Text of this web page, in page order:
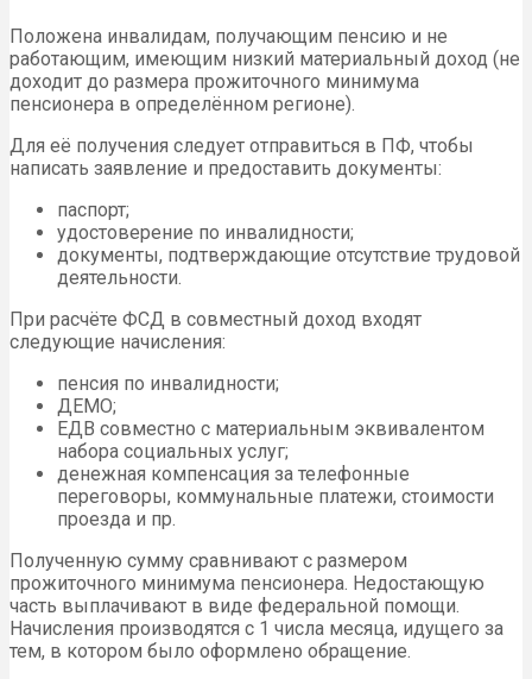
Положена инвалидам, получающим пенсию и не
работающим, имеющим низкий материальный доход (не
доходит до размера прожиточного минимума
пенсионера в определённом регионе).
Для её получения следует отправиться в ПФ, чтобы
написать заявление и предоставить документы:
паспорт;
удостоверение по инвалидности;
документы, подтверждающие отсутствие трудовой
деятельности.
При расчёте ФСД в совместный доход входят
следующие начисления:
пенсия по инвалидности;
ДЕМО;
ЕДВ совместно с материальным эквивалентом
набора социальных услуг;
денежная компенсация за телефонные
переговоры, коммунальные платежи, стоимости
проезда и пр.
Полученную сумму сравнивают с размером
прожиточного минимума пенсионера. Недостающую
часть выплачивают в виде федеральной помощи.
Начисления производятся с 1 числа месяца, идущего за
тем, в котором было оформлено обращение.